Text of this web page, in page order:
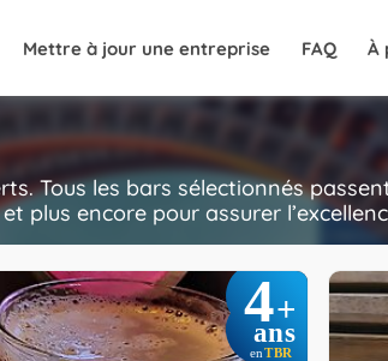
Mettre à jour une entreprise FAQ À
Tous les bars sélectionnés
encore pour assurer
4+
ans
en TBR